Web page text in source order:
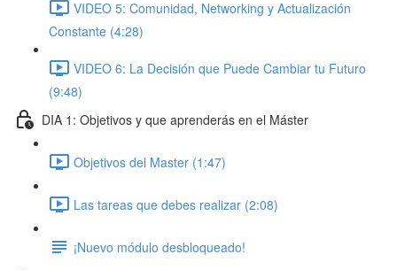
VIDEO 5: Comunidad, Networking y Actualización
Constante (4:28)
VIDEO 6: La Decisión que Puede Cambiar tu Futuro
(9:48)
DIA 1: Objetivos y que aprenderás en el Máster
Objetivos del Master (1:47)
Las tareas que debes realizar (2:08)
¡Nuevo módulo desbloqueado!